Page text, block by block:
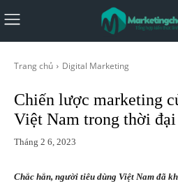
Trang chủ Digital Marketing
Chiến lược marketing
Việt Nam trong thời đại
Tháng 2 6, 2023
Chắc hẳn, người tiêu dùng Việt Nam đã